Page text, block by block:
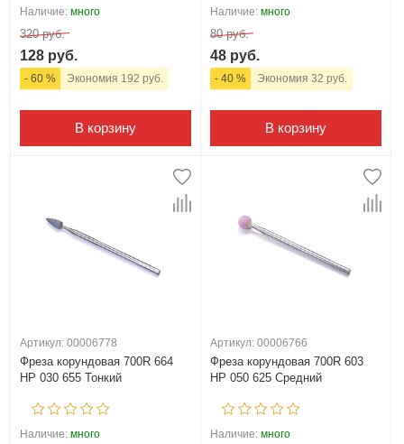
Наличие: много
320 руб.
128 руб.
- 60 % Экономия 192 руб.
В корзину
Наличие: много
80 руб.
48 руб.
- 40 % Экономия 32 руб.
В корзину
Артикул: 00006778
Фреза корундовая 700R 664
HP 030 655 Тонкий
Наличие: много
Артикул: 00006766
Фреза корундовая 700R 603
HP 050 625 Средний
Наличие: много